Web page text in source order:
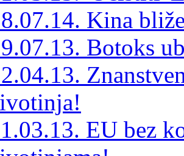
Kina
Botoks
EU bez